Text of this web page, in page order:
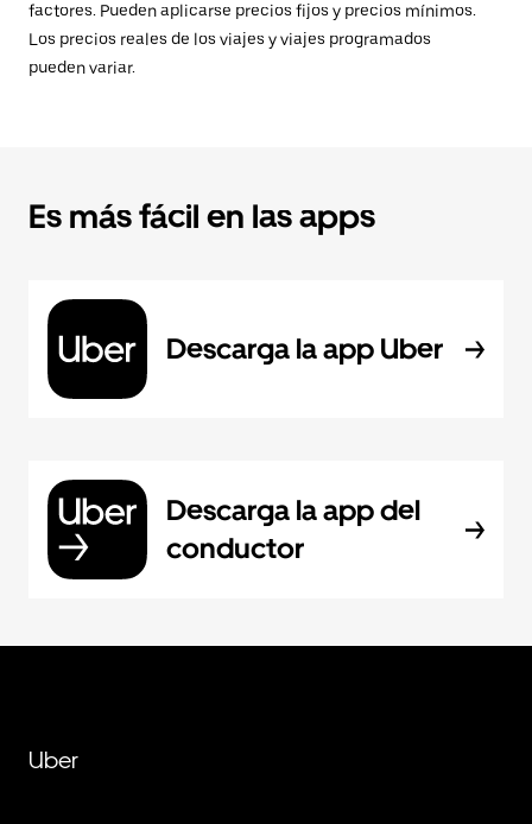
factores. Pueden aplicarse precios fijos y precios mínimos.
Los precios reales de los viajes y viajes programados
pueden variar.
Es más fácil en las apps
Descarga la app Uber
Descarga la app del
conductor
Uber